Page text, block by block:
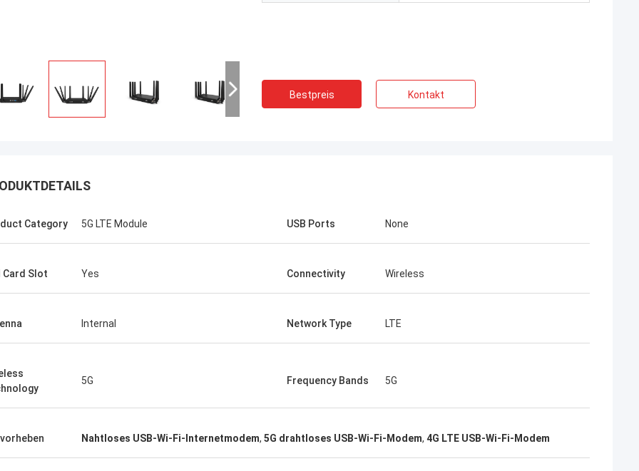
Bestpreis Kontakt
Category 5G LTE Module USB Ports None
Card Slot Yes Connectivity Wireless
Internal Network Type LTE
5G Frequency Bands 5G
Nahtloses USB-Wi-Fi-Internetmodem, 5G drahtloses USB-Wi-Fi-Modem, 4G LTE USB-Wi-Fi-Modem